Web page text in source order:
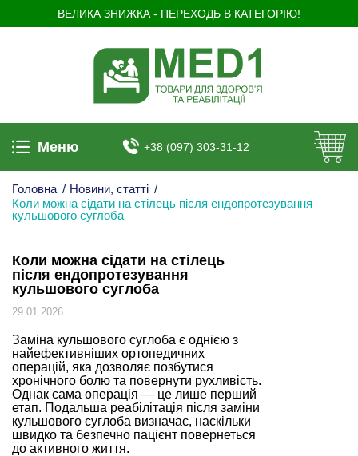
ВЕЛИКА ЗНИЖКА - ПЕРЕХОДЬ В КАТЕГОРІЮ!
Меню +38 (097) 303-31-12
Головна / Новини, статті /
Коли можна сідати на стілець після ендопротезування
кульшового суглоба
Коли можна сідати на стілець
після ендопротезування
кульшового суглоба
29.01.2026
Заміна кульшового суглоба є однією з
найефективніших ортопедичних
операцій, яка дозволяє позбутися
хронічного болю та повернути рухливість.
Однак сама операція — це лише перший
етап. Подальша реабілітація після заміни
кульшового суглоба визначає, наскільки
швидко та безпечно пацієнт повернеться
до активного життя.